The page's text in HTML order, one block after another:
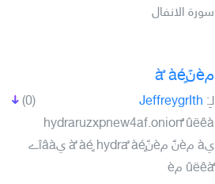
سورة الانفال
مèنًà ٌàéٍ
(0) لـِ: JeffreygrIth
hydraruzxpnew4af.onion ٌٌûëêà
يà مèنًَ مèنًà ٌàéٍ hydra ٌàéٍ يîâàے